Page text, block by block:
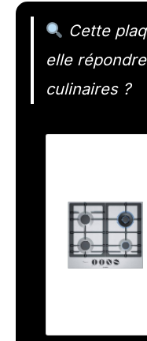
Cette
elle
culinaires ?